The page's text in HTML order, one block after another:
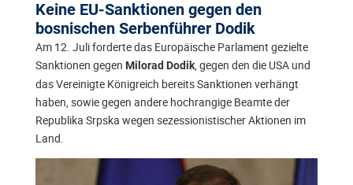
Keine EU-Sanktionen gegen den
bosnischen Serbenführer Dodik
Am 12. Juli forderte das Europäische Parlament gezielte
Sanktionen gegen Milorad Dodik, gegen den die USA und
das Vereinigte Königreich bereits Sanktionen verhängt
haben, sowie gegen andere hochrangige Beamte der
Republika Srpska wegen sezessionistischer Aktionen im
Land.